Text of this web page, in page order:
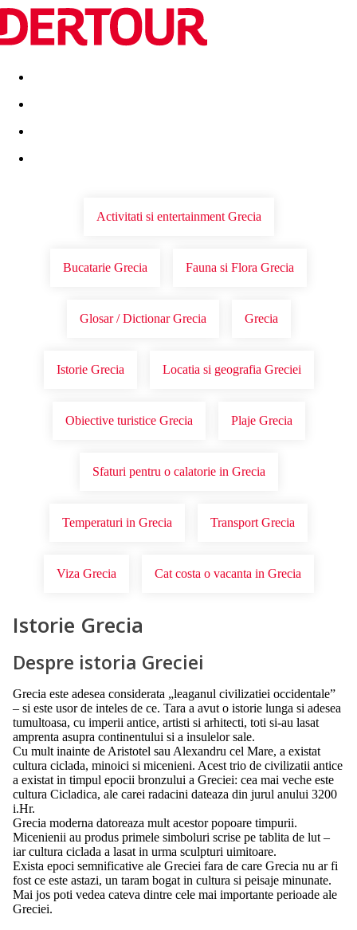
Destinatii Vacanta perfecta OFERTE DE NERATAT
Activitati si entertainment Grecia
Bucatarie Grecia Fauna si Flora Grecia
Glosar / Dictionar Grecia Grecia
Istorie Grecia Locatia si geografia Greciei
Obiective turistice Grecia Plaje Grecia
Sfaturi pentru o calatorie in Grecia
Temperaturi in Grecia Transport Grecia
Viza Grecia Cat costa o vacanta in Grecia
Istorie Grecia
Despre istoria Greciei
Grecia este adesea considerata „leaganul civilizatiei occidentale”
– si este usor de inteles de ce. Tara a avut o istorie lunga si adesea
tumultoasa, cu imperii antice, artisti si arhitecti, toti si-au lasat
amprenta asupra continentului si a insulelor sale.
Cu mult inainte de Aristotel sau Alexandru cel Mare, a existat
cultura ciclada, minoici si micenieni. Acest trio de civilizatii antice
a existat in timpul epocii bronzului a Greciei: cea mai veche este
cultura Cicladica, ale carei radacini dateaza din jurul anului 3200
i.Hr.
Grecia moderna datoreaza mult acestor popoare timpurii.
Micenienii au produs primele simboluri scrise pe tablita de lut –
iar cultura ciclada a lasat in urma sculpturi uimitoare.
Exista epoci semnificative ale Greciei fara de care Grecia nu ar fi
fost ce este astazi, un taram bogat in cultura si peisaje minunate.
Mai jos poti vedea cateva dintre cele mai importante perioade ale
Greciei.